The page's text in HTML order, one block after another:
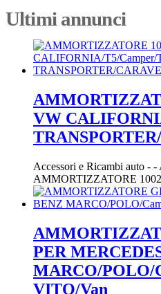
Ultimi annunci
VW
Accessori e Ricambi auto - -
AMMORTIZZATORE
PER
MARCO/POLO/
VITO/Van